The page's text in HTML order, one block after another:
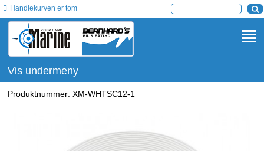
Handlekurven er tom
Vis undermeny
Produktnummer:XM-WHTSC12-1